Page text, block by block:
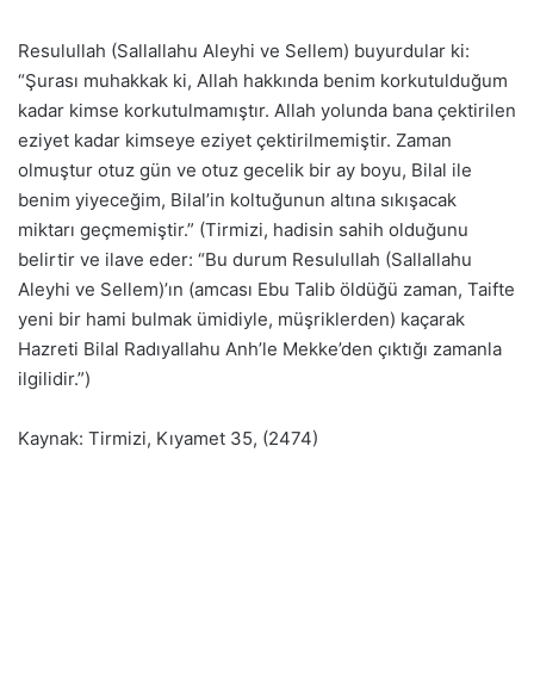
Resulullah (Sallallahu Aleyhi ve Sellem) buyurdular ki:
“Şurası muhakkak ki, Allah hakkında benim korkutulduğum
kadar kimse korkutulmamıştır. Allah yolunda bana çektirilen
eziyet kadar kimseye eziyet çektirilmemiştir. Zaman
olmuştur otuz gün ve otuz gecelik bir ay boyu, Bilal ile
benim yiyeceğim, Bilal’in koltuğunun altına sıkışacak
miktarı geçmemiştir.” (Tirmizi, hadisin sahih olduğunu
belirtir ve ilave eder: “Bu durum Resulullah (Sallallahu
Aleyhi ve Sellem)’ın (amcası Ebu Talib öldüğü zaman, Taifte
yeni bir hami bulmak ümidiyle, müşriklerden) kaçarak
Hazreti Bilal Radıyallahu Anh’le Mekke’den çıktığı zamanla
ilgilidir.”)
Kaynak: Tirmizi, Kıyamet 35, (2474)